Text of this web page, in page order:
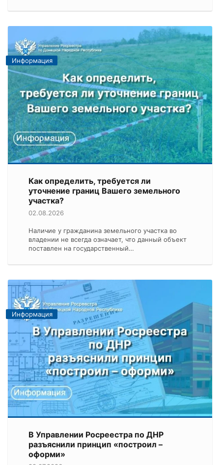
Информация
Как определить, требуется ли
уточнение границ Вашего земельного
участка?
02.08.2026
Наличие у гражданина земельного участка во
владении не всегда означает, что данный объект
поставлен на государственный…
Информация
В Управлении Росреестра по ДНР
разъяснили принцип «построил –
оформи»